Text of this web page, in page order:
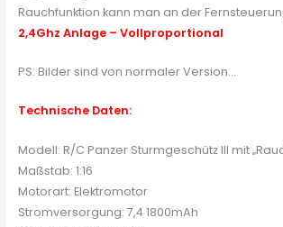
Rauchfunktion kann man an der
2,4Ghz Anlage – Vollproportional
PS: Bilder sind von normaler Version…
Technische Daten:
Modell: R/C Panzer Sturmgeschütz III mit
Maßstab: 1:16
Motorart: Elektromotor
Stromversorgung: 7,4 1800mAh